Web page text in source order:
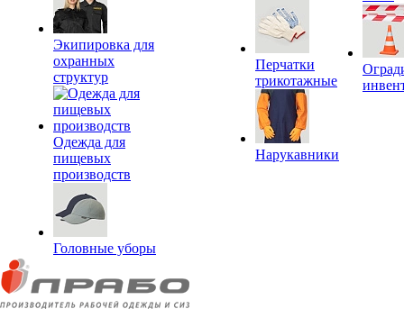
Экипировка для
охранных
структур
Одежда для
пищевых
производств
Головные уборы
Перчатки
трикотажные
Нарукавники